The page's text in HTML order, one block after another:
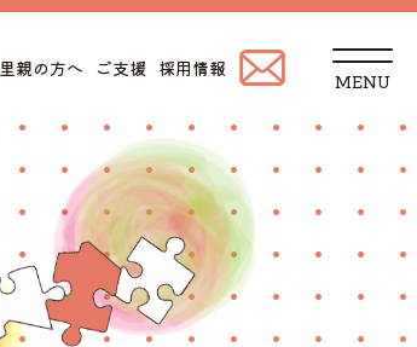
里親の方へ ご支援 採用情報
t
o
g
l
n
i
a
i